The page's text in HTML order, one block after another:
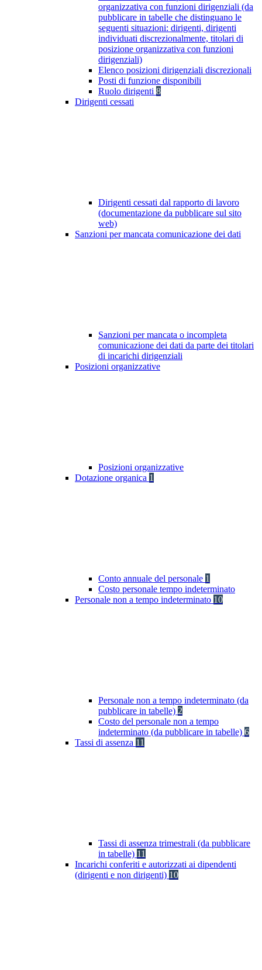
organizzativa con funzioni dirigenziali (da
pubblicare in tabelle che distinguano le
seguenti situazioni: dirigenti, dirigenti
individuati discrezionalmente, titolari di
posizione organizzativa con funzioni
dirigenziali)
Elenco posizioni dirigenziali discrezionali
Posti di funzione disponibili
Ruolo dirigenti 8
Dirigenti cessati
Dirigenti cessati dal rapporto di lavoro
(documentazione da pubblicare sul sito
web)
Sanzioni per mancata comunicazione dei dati
Sanzioni per mancata o incompleta
comunicazione dei dati da parte dei titolari
di incarichi dirigenziali
Posizioni organizzative
Posizioni organizzative
Dotazione organica 1
Conto annuale del personale 1
Costo personale tempo indeterminato
Personale non a tempo indeterminato 10
Personale non a tempo indeterminato (da
pubblicare in tabelle) 2
Costo del personale non a tempo
indeterminato (da pubblicare in tabelle) 6
Tassi di assenza 11
Tassi di assenza trimestrali (da pubblicare
in tabelle) 11
Incarichi conferiti e autorizzati ai dipendenti
(dirigenti e non dirigenti) 10